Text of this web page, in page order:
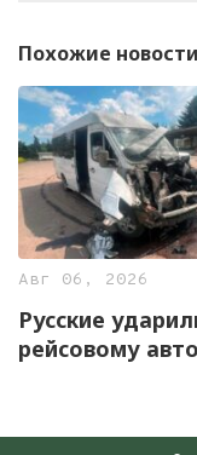
Похожие новости
Авг 06, 2026
Русские
рейсовому